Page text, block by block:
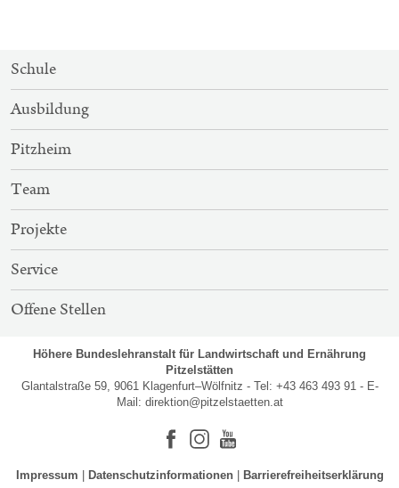
SITEMAP-
NAVIGATION
Schule
Ausbildung
Pitzheim
Team
Projekte
Service
Offene Stellen
Höhere Bundeslehranstalt für Landwirtschaft und Ernährung
Pitzelstätten
Glantalstraße 59, 9061 Klagenfurt–Wölfnitz - Tel: +43 463 493 91 - E-
Mail: direktion@pitzelstaetten.at
FacebookInstagramYoutube
Impressum Datenschutzinformationen Barrierefreiheitserklärung